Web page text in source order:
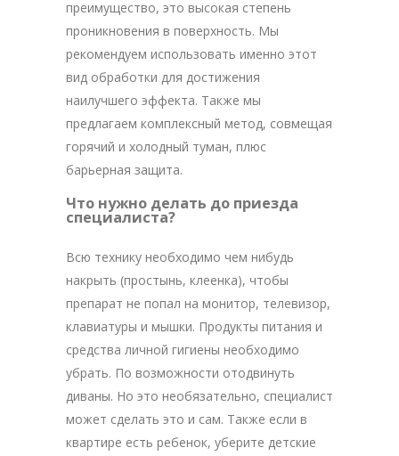
преимущество, это высокая степень
проникновения в поверхность. Мы
рекомендуем использовать именно этот
вид обработки для достижения
наилучшего эффекта. Также мы
предлагаем комплексный метод, совмещая
горячий и холодный туман, плюс
барьерная защита.
Что нужно делать до приезда
специалиста?
Всю технику необходимо чем нибудь
накрыть (простынь, клеенка), чтобы
препарат не попал на монитор, телевизор,
клавиатуры и мышки. Продукты питания и
средства личной гигиены необходимо
убрать. По возможности отодвинуть
диваны. Но это необязательно, специалист
может сделать это и сам. Также если в
квартире есть ребенок, уберите детские